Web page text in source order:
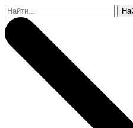
Найти: